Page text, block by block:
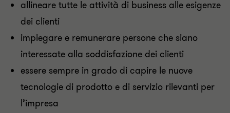
allineare tutte le attività di business alle esigenze
dei clienti
impiegare e remunerare persone che siano
interessate alla soddisfazione dei clienti
essere sempre in grado di capire le nuove
tecnologie di prodotto e di servizio rilevanti per
l’impresa